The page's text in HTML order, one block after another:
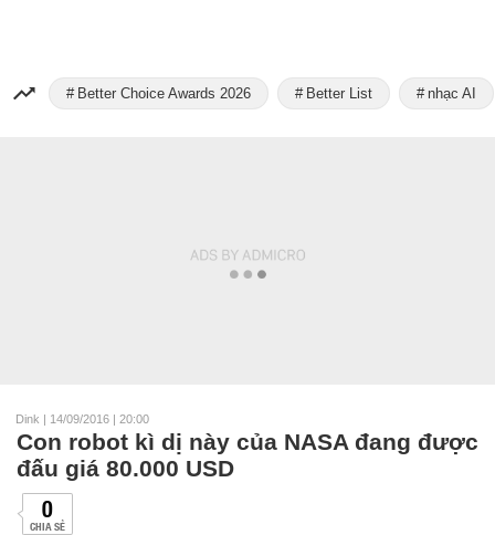
Better Choice Awards 2026 Better List nhạc AI
Dink | 14/09/2016 | 20:00
Con robot kì dị này của NASA đang được
đấu giá 80.000 USD
0
CHIA SẺ